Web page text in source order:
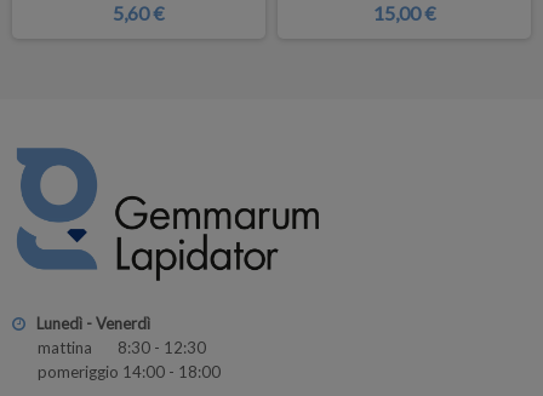
5,60 € 15,00 €
Lunedì - Venerdì
mattina 8:30 - 12:30
pomeriggio 14:00 - 18:00